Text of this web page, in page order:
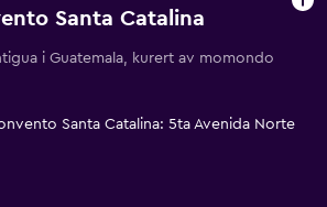
Santa Catalina
i Guatemala, kurert av momondo
Santa Catalina: 5ta Avenida Norte